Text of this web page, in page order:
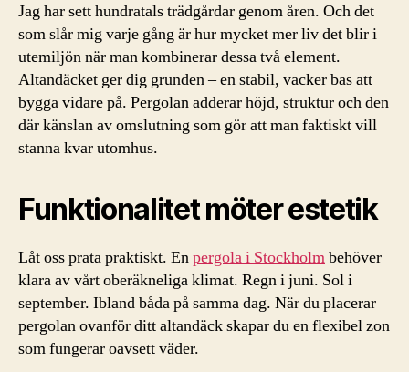
Jag har sett hundratals trädgårdar genom åren. Och det
som slår mig varje gång är hur mycket mer liv det blir i
utemiljön när man kombinerar dessa två element.
Altandäcket ger dig grunden – en stabil, vacker bas att
bygga vidare på. Pergolan adderar höjd, struktur och den
där känslan av omslutning som gör att man faktiskt vill
stanna kvar utomhus.
Funktionalitet möter estetik
Låt oss prata praktiskt. Enpergola i Stockholmbehöver
klara av vårt oberäkneliga klimat. Regn i juni. Sol i
september. Ibland båda på samma dag. När du placerar
pergolan ovanför ditt altandäck skapar du en flexibel zon
som fungerar oavsett väder.